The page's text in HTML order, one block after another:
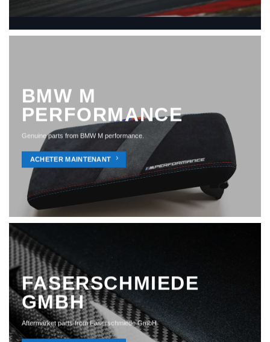
BMW M
PERFORMANCE
Genuine parts from BMW M performance.
ACHETER MAINTENANT
FASERSCHMIEDE
GMBH
Aftermarket parts from Faserschmiede GmbH